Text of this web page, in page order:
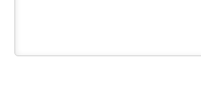
News Week